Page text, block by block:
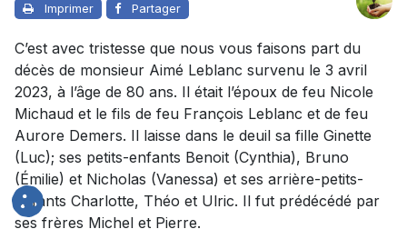
Imprimer Partager
C’est avec tristesse que nous vous faisons part du
décès de monsieur Aimé Leblanc survenu le 3 avril
2023, à l’âge de 80 ans. Il était l’époux de feu Nicole
Michaud et le fils de feu François Leblanc et de feu
Aurore Demers. Il laisse dans le deuil sa fille Ginette
(Luc); ses petits-enfants Benoit (Cynthia), Bruno
(Émilie) et Nicholas (Vanessa) et ses arrière-petits-
enfants Charlotte, Théo et Ulric. Il fut prédécédé par
ses frères Michel et Pierre.